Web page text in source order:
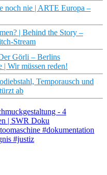
noch nie | ARTE Europa –
| Behind the Story –
Stream
Görli – Berlins
| Wir müssen reden!
Temporausch und
ab
- 4
| SWR Doku
#dokumentation
#justiz